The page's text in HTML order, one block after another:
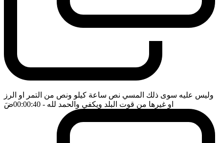
وليس عليه سوى ذلك المسي نص ساعة كيلو ونص من التمر او الرز
او غيرها من قوت البلد ويكفي والحمد لله - 00:00:40 ضَ